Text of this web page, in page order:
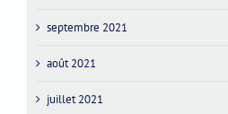
septembre 2021
août 2021
juillet 2021